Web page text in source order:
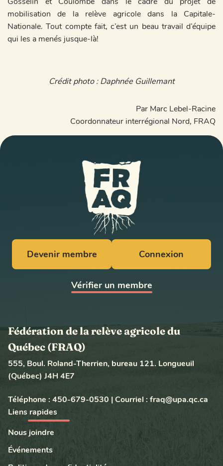
mobilisation de la relève agricole dans la Capitale-
Nationale. Tout compte fait, c’est un beau travail d’équipe
qui les a menés jusque-là!
Crédit photo : Daphnée Guillemant
Par Marc Lebel-Racine
Coordonnateur interrégional Nord, FRAQ
Devenir membre Connexion
Vérifier un membre
Fédération de la relève agricole du
Québec (FRAQ)
555, Boul. Roland-Therrien, bureau 121. Longueuil
(Québec) J4H 4E7
Téléphone : 450-679-0530 |Courriel : fraq@upa.qc.ca
Liens rapides
Nous joindre
Événements